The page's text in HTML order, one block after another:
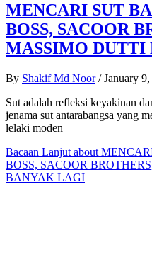
MENCARI SUT
BOSS, SACOOR
MASSIMO
By Shakif Md Noor / January
Sut adalah refleksi keyakinan
jenama sut antarabangsa yang
lelaki moden
Bacaan Lanjut about
BOSS, SACOOR
BANYAK LAGI